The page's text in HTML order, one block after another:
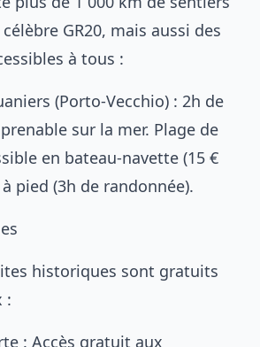
GR20, mais aussi des
à tous :
(Porto-Vecchio) : 2h de
sur la mer. Plage de
en bateau-navette (15 €
pied (3h de randonnée).
historiques sont gratuits
:
: Accès gratuit aux